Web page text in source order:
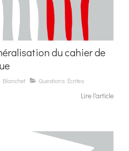
du cahier de
Blanchet Questions Écrites
Lire l'article